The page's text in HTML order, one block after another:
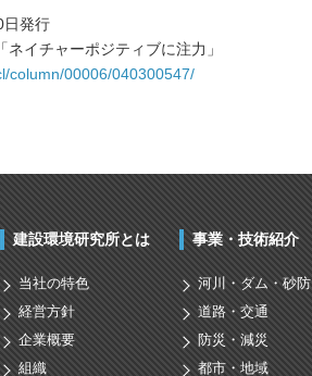
日発行
イチャーポジティブに注力」
column/00006/040300547/
建設環境研究所とは
当社の特色
経営方針
企業概要
組織
事業・技術紹介
河川・ダム・砂防
道路・交通
防災・減災
都市・地域